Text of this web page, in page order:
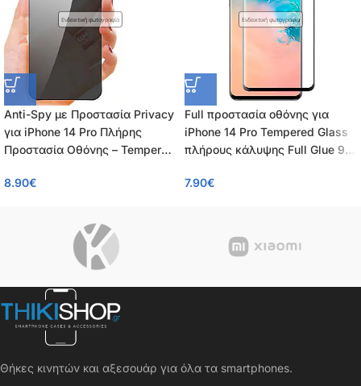
Ενδεικτική φωτογραφία
Anti-Spy με Προστασία Privacy
για iPhone 14 Pro Πλήρης
Προστασία Οθόνης – Tempered
0.26mm
8.90€
Ενδεικτική φωτογραφία
Full προστασία οθόνης για
iPhone 14 Pro Tempered Glass
πλήρους κάλυψης Full Glue 9H
7.90€
Θήκες κινητών και αξεσουάρ για όλα τα smartphones.